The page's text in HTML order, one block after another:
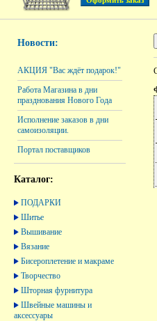
Новости:
АКЦИЯ "Вас ждёт подарок!"
Работа Магазина в дни
празднования Нового Года
Исполнение заказов в дни
самоизоляции.
Портал поставщиков
Каталог:
ПОДАРКИ
Шитье
Вышивание
Вязание
Бисероплетение и макраме
Творчество
Шторная фурнитура
Швейные машины и
аксессуары